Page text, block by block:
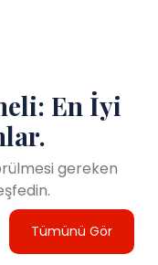
En İyi
gereken
Tümünü Gör